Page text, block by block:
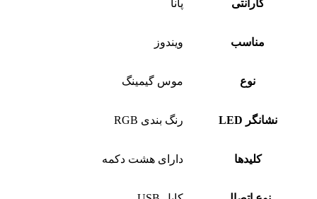
گارانتی پانا
مناسب ویندوز
نوع موس گیمینگ
نشانگر LED رنگ بندی RGB
کليدها دارای هشت دکمه